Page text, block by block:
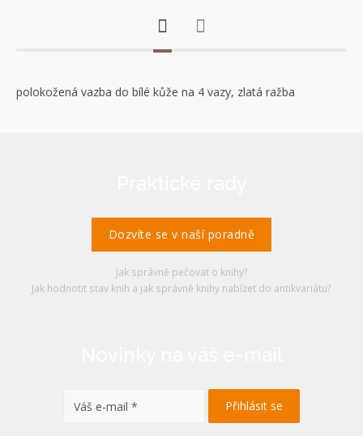
polokožená vazba do bílé kůže na 4 vazy, zlatá ražba
Dozvíte se v naší poradně
Jak správně pečovat o knihy?
Jak hodnotit stav knih a jak správně knihy nabízet do antikvariátu?